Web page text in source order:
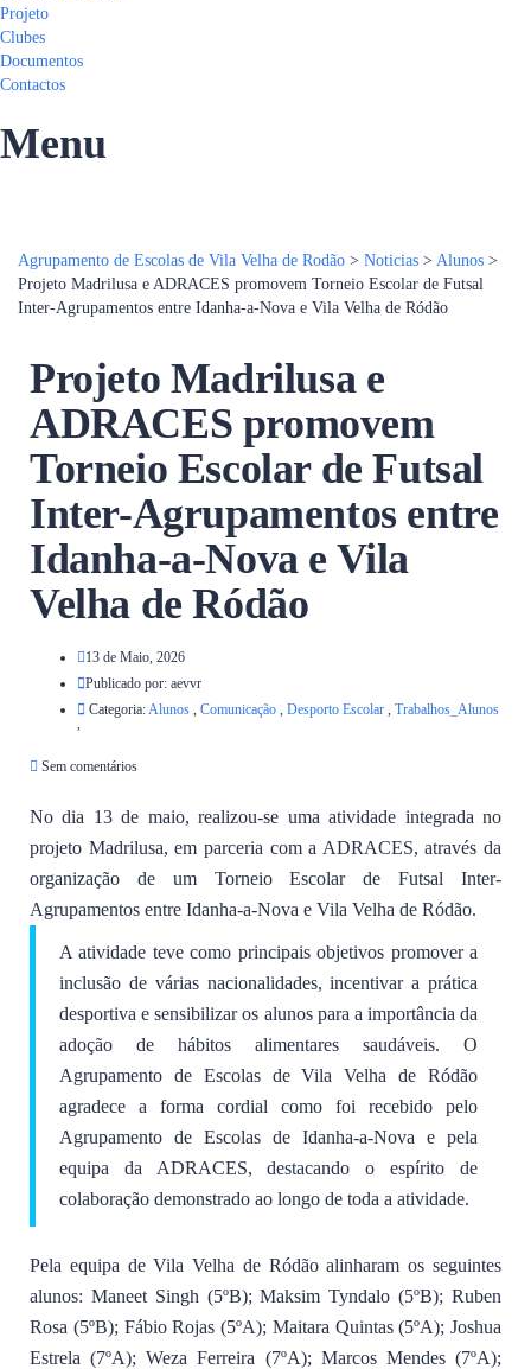
Projeto
Clubes
Documentos
Contactos
Menu
Agrupamento de Escolas de Vila Velha de Rodão > Noticias > Alunos >
Projeto Madrilusa e ADRACES promovem Torneio Escolar de Futsal
Inter-Agrupamentos entre Idanha-a-Nova e Vila Velha de Ródão
Projeto Madrilusa e
ADRACES promovem
Torneio Escolar de Futsal
Inter-Agrupamentos entre
Idanha-a-Nova e Vila
Velha de Ródão
13 de Maio, 2026
Publicado por: aevvr
Categoria:Alunos , Comunicação , Desporto Escolar , Trabalhos_Alunos
,
Sem comentários
No dia 13 de maio, realizou-se uma atividade integrada no
projeto Madrilusa, em parceria com a ADRACES, através da
organização de um Torneio Escolar de Futsal Inter-
Agrupamentos entre Idanha-a-Nova e Vila Velha de Ródão.
A atividade teve como principais objetivos promover a
inclusão de várias nacionalidades, incentivar a prática
desportiva e sensibilizar os alunos para a importância da
adoção de hábitos alimentares saudáveis. O
Agrupamento de Escolas de Vila Velha de Ródão
agradece a forma cordial como foi recebido pelo
Agrupamento de Escolas de Idanha-a-Nova e pela
equipa da ADRACES, destacando o espírito de
colaboração demonstrado ao longo de toda a atividade.
Pela equipa de Vila Velha de Ródão alinharam os seguintes
alunos: Maneet Singh (5ºB); Maksim Tyndalo (5ºB); Ruben
Rosa (5ºB); Fábio Rojas (5ºA); Maitara Quintas (5ºA); Joshua
Estrela (7ºA); Weza Ferreira (7ºA); Marcos Mendes (7ºA);